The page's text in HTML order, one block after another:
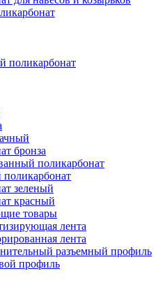
поликарбонат
бронза
поликарбонат
зеленый
красный
товары
лента
лента
разъемный профиль
профиль